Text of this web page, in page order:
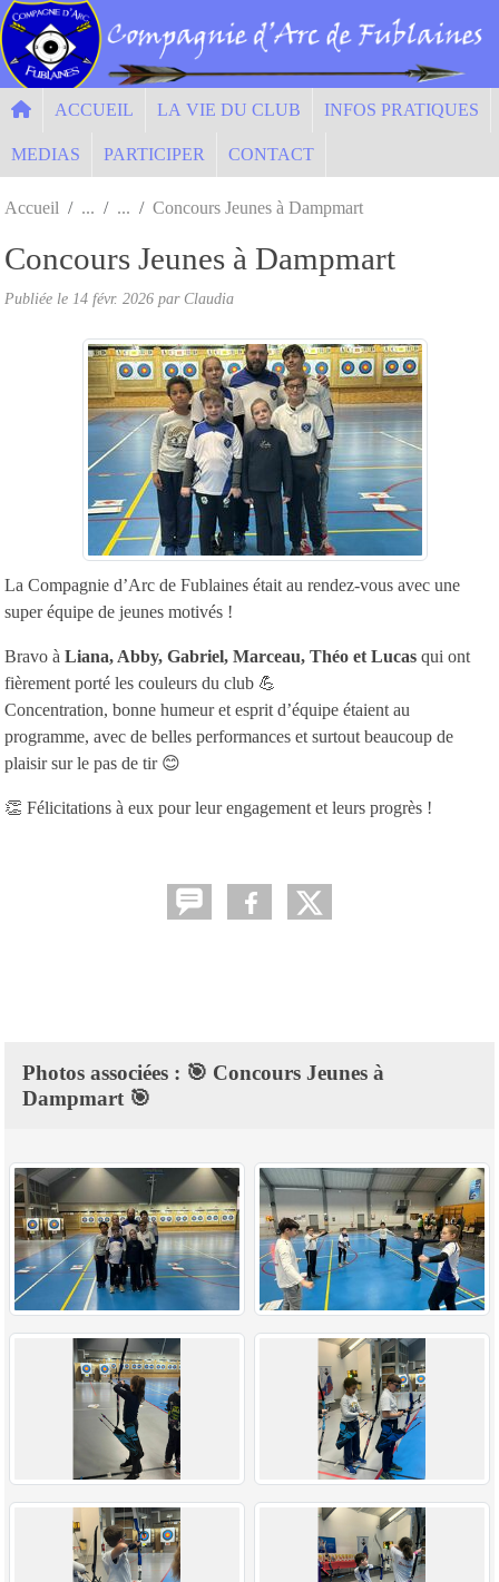
ACCUEIL LA VIE DU CLUB INFOS PRATIQUES
MEDIAS PARTICIPER CONTACT
Accueil Concours Jeunes à Dampmart
Concours Jeunes à Dampmart
Publiée le 14 févr. 2026 par Claudia
La Compagnie d’Arc de Fublaines était au rendez-vous avec une
super équipe de jeunes motivés !
Bravo à Liana, Abby, Gabriel, Marceau, Théo et Lucas qui ont
fièrement porté les couleurs du club 💪
Concentration, bonne humeur et esprit d’équipe étaient au
programme, avec de belles performances et surtout beaucoup de
plaisir sur le pas de tir 😊
👏 Félicitations à eux pour leur engagement et leurs progrès !
Photos associées : 🎯 Concours Jeunes à
Dampmart 🎯
Panneau de gestion des cookies